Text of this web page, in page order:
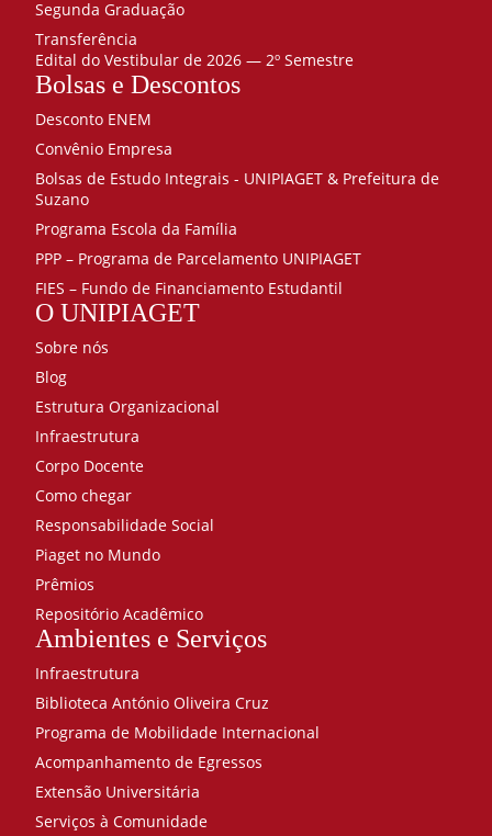
Segunda Graduação
Transferência
Edital do Vestibular de 2026 — 2º Semestre
Bolsas e Descontos
Desconto ENEM
Convênio Empresa
Bolsas de Estudo Integrais - UNIPIAGET & Prefeitura de
Suzano
Programa Escola da Família
PPP – Programa de Parcelamento UNIPIAGET
FIES – Fundo de Financiamento Estudantil
O UNIPIAGET
Sobre nós
Blog
Estrutura Organizacional
Infraestrutura
Corpo Docente
Como chegar
Responsabilidade Social
Piaget no Mundo
Prêmios
Repositório Acadêmico
Ambientes e Serviços
Infraestrutura
Biblioteca António Oliveira Cruz
Programa de Mobilidade Internacional
Acompanhamento de Egressos
Extensão Universitária
Serviços à Comunidade